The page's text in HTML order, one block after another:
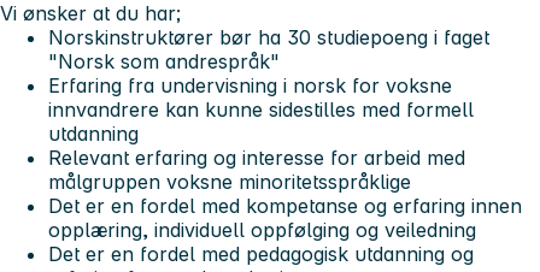
Vi ønsker at du har;
Norskinstruktører bør ha 30 studiepoeng i faget
"Norsk som andrespråk"
Erfaring fra undervisning i norsk for voksne
innvandrere kan kunne sidestilles med formell
utdanning
Relevant erfaring og interesse for arbeid med
målgruppen voksne minoritetsspråklige
Det er en fordel med kompetanse og erfaring innen
opplæring, individuell oppfølging og veiledning
Det er en fordel med pedagogisk utdanning og